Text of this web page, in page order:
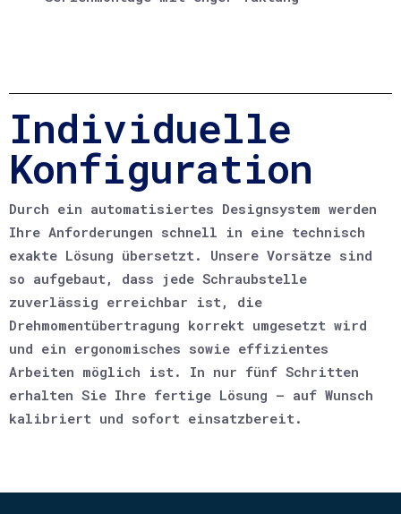
Individuelle
Konfiguration
Durch ein automatisiertes Designsystem werden
Ihre Anforderungen schnell in eine technisch
exakte Lösung übersetzt. Unsere Vorsätze sind
so aufgebaut, dass jede Schraubstelle
zuverlässig erreichbar ist, die
Drehmomentübertragung korrekt umgesetzt wird
und ein ergonomisches sowie effizientes
Arbeiten möglich ist. In nur fünf Schritten
erhalten Sie Ihre fertige Lösung – auf Wunsch
kalibriert und sofort einsatzbereit.